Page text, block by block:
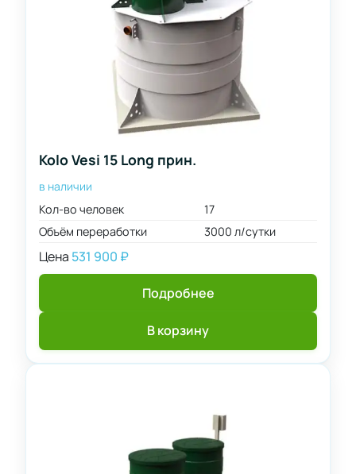
Kolo Vesi 15 Long прин.
в наличии
Кол-во человек
17
Объём переработки
3000 л/сутки
Цена 531 900 ₽
Подробнее
В корзину